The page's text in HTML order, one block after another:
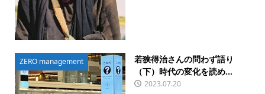
ZERO management
若狭得治さんの問わず語り
（下）時代の変化を読め...
2023.07.20